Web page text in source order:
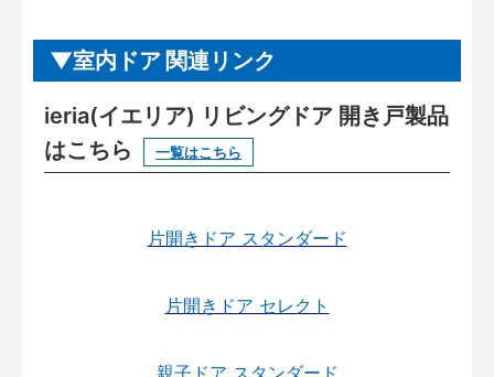
室内ドア 関連リンク
ieria(イエリア) リビングドア 開き戸製品
はこちら
一覧はこちら
片開きドア スタンダード
片開きドア セレクト